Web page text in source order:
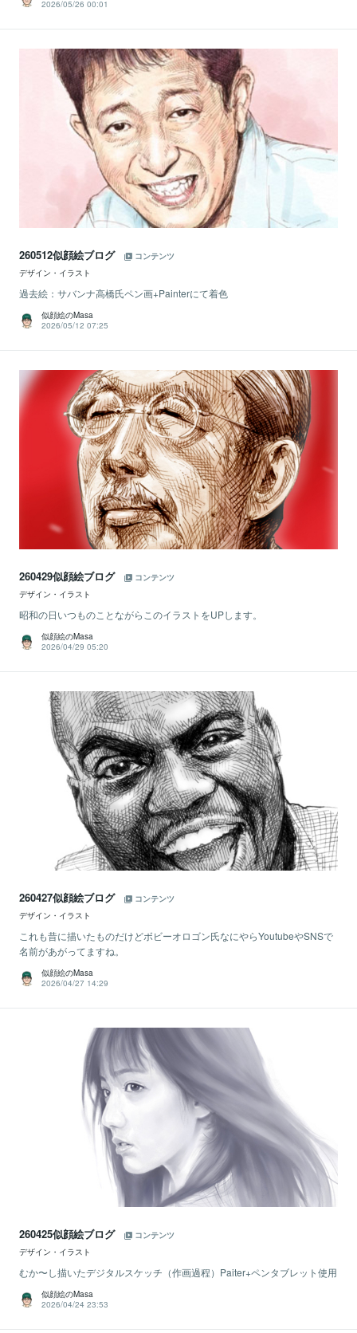
2026/05/26 00:01
260512似顔絵ブログ
コンテンツ
デザイン・イラスト
過去絵：サバンナ高橋氏ペン画+Painterにて着色
似顔絵のMasa
2026/05/12 07:25
260429似顔絵ブログ
コンテンツ
デザイン・イラスト
昭和の日いつものことながらこのイラストをUPします。
似顔絵のMasa
2026/04/29 05:20
260427似顔絵ブログ
コンテンツ
デザイン・イラスト
これも昔に描いたものだけどボビーオロゴン氏なにやらYoutubeやSNSで
名前があがってますね。
似顔絵のMasa
2026/04/27 14:29
260425似顔絵ブログ
コンテンツ
デザイン・イラスト
むか〜し描いたデジタルスケッチ（作画過程）Paiter+ペンタブレット使用
似顔絵のMasa
2026/04/24 23:53